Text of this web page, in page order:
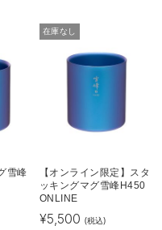
雪峰
在庫なし
【オンライン限定】スタ
ッキングマグ雪峰H450
ONLINE
¥5,500 (税込)